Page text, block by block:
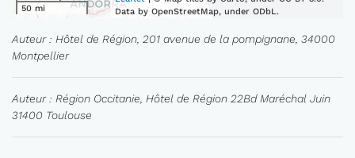
50 mi
Data by OpenStreetMap, under ODbL.
Auteur : Hôtel de Région, 201 avenue de la pompignane, 34000
Montpellier
Auteur : Région Occitanie, Hôtel de Région 22Bd Maréchal Juin
31400 Toulouse